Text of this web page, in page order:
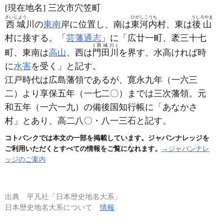
[現在地名] 三次市穴笠町
西城
さいじよう
川の東南岸に位置し、南は東河内
ひがしこうち
村、東は後山
うしろやま
村に接する。「 芸藩通志 」に「広廿一町、袤三十七
町、東南は高山 、西は門田川
(西城川)
を界す、水高ければ時
に水害を受く」と記す。
江戸時代は広島藩領であるが、寛永九年 （一六三
二） より享保五年 （一七二〇）
までは三次藩領。元
和五年 （一六一九） の備後国知行帳に「あなかさ
村」とあり、高二八〇・八一三石と記す。
コトバンクでは本文の一部を掲載しています。ジャパンナレッジを
ご利用いただくとすべての情報をご覧になれます。
→ジャパンナレ
ッジのご案内
出典 平凡社「日本歴史地名大系」
日本歴史地名大系について情報